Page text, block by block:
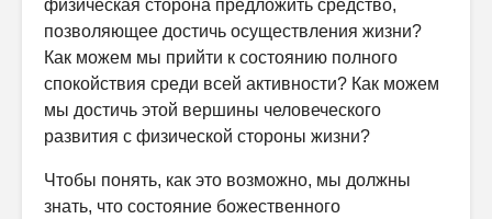
физическая сторона предложить средство,
позволяющее достичь осуществления жизни?
Как можем мы прийти к состоянию полного
спокойствия среди всей активности? Как можем
мы достичь этой вершины человеческого
развития с физической стороны жизни?
Чтобы понять, как это возможно, мы должны
знать, что состояние божественного